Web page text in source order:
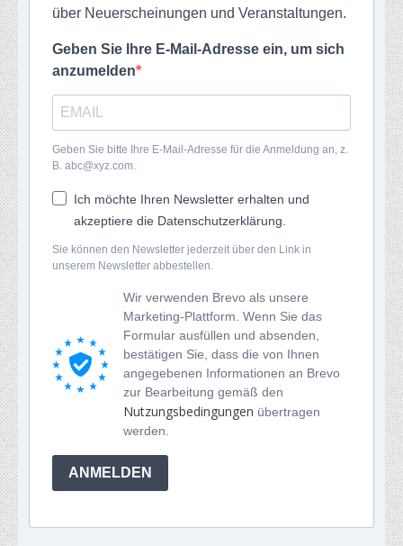
über Neuerscheinungen und Veranstaltungen.
Geben Sie Ihre E-Mail-Adresse ein, um sich
anzumelden
Geben Sie bitte Ihre E-Mail-Adresse für die Anmeldung an, z.
B. abc@xyz.com.
Ich möchte Ihren Newsletter erhalten und
akzeptiere die Datenschutzerklärung.
Sie können den Newsletter jederzeit über den Link in
unserem Newsletter abbestellen.
Wir verwenden Brevo als unsere
Marketing-Plattform. Wenn Sie das
Formular ausfüllen und absenden,
bestätigen Sie, dass die von Ihnen
angegebenen Informationen an Brevo
zur Bearbeitung gemäß den
Nutzungsbedingungen übertragen
werden.
ANMELDEN